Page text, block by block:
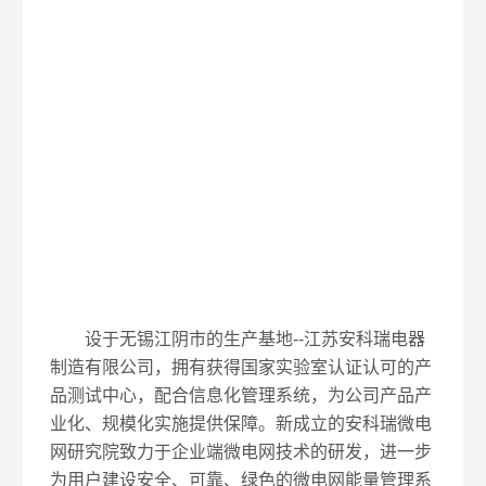
设于无锡江阴市的生产基地--江苏安科瑞电器
制造有限公司，拥有获得国家实验室认证认可的产
品测试中心，配合信息化管理系统，为公司产品产
业化、规模化实施提供保障。新成立的安科瑞微电
网研究院致力于企业端微电网技术的研发，进一步
为用户建设安全、可靠、绿色的微电网能量管理系